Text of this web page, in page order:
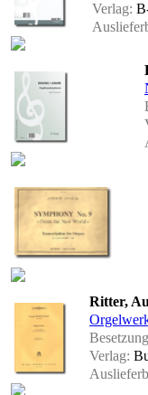
Verlag:
Ritter,
Verlag: